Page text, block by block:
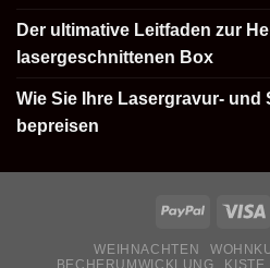
Der ultimative Leitfaden zur
lasergeschnittenen Box
Wie Sie Ihre Lasergravur- und
bepreisen
WEIHNACHTEN